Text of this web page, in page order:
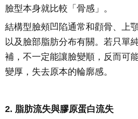
臉型本身就比較「骨感」。
結構型臉頰凹陷通常和顴骨、上
以及臉部脂肪分布有關。若只單
補，不一定能讓臉變順，反而可
變厚，失去原本的輪廓感。
2. 脂肪流失與膠原蛋白流失